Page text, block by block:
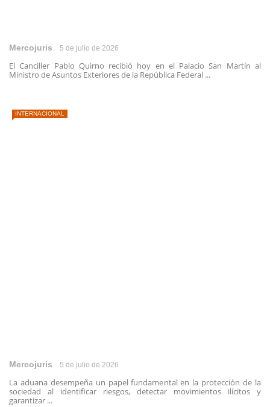
Mercojuris 5 de julio de 2026
El Canciller Pablo Quirno recibió hoy en el Palacio San Martín al
Ministro de Asuntos Exteriores de la República Federal ...
INTERNACIONAL
Mercojuris 5 de julio de 2026
La aduana desempeña un papel fundamental en la protección de la
sociedad al identificar riesgos, detectar movimientos ilícitos y
garantizar ...